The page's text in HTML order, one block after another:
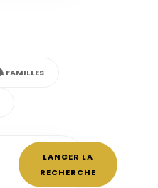
FAMILLES
LANCER LA
RECHERCHE